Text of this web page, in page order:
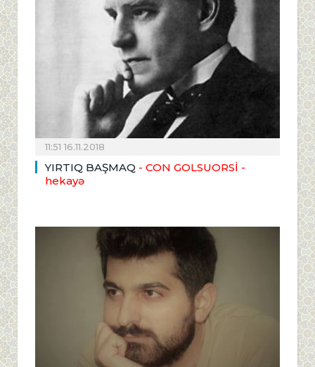
11:51 16.11.2018
YIRTIQ BAŞMAQ - CON GOLSUORSİ -
hekayə